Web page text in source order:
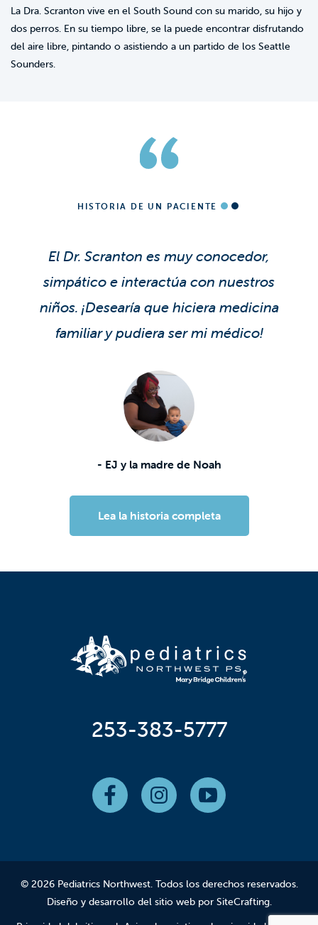
La Dra. Scranton vive en el South Sound con su marido, su hijo y
dos perros. En su tiempo libre, se la puede encontrar disfrutando
del aire libre, pintando o asistiendo a un partido de los Seattle
Sounders.
HISTORIA DE UN PACIENTE
El Dr. Scranton es muy conocedor,
simpático e interactúa con nuestros
niños. ¡Desearía que hiciera medicina
familiar y pudiera ser mi médico!
- EJ y la madre de Noah
Lea la historia completa
253-383-5777
© 2026 Pediatrics Northwest. Todos los derechos reservados.
Diseño y desarrollo del sitio web por SiteCrafting.